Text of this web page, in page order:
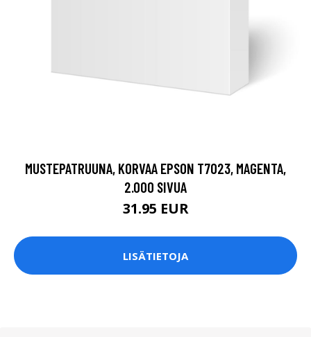
MUSTEPATRUUNA, KORVAA EPSON T7023, MAGENTA,
2.000 SIVUA
31.95 EUR
LISÄTIETOJA